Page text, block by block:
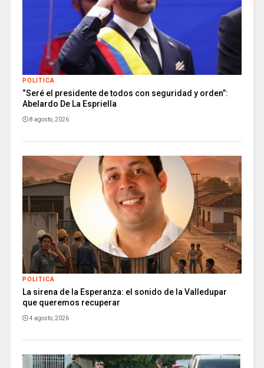
POLITICA
“Seré el presidente de todos con seguridad y orden”:
Abelardo De La Espriella
8 agosto, 2026
POLITICA
La sirena de la Esperanza: el sonido de la Valledupar
que queremos recuperar
4 agosto, 2026